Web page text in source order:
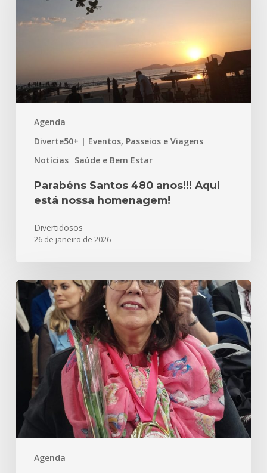
Agenda
Diverte50+ | Eventos, Passeios e Viagens
Notícias Saúde e Bem Estar
Parabéns Santos 480 anos!!! Aqui
está nossa homenagem!
Divertidosos
26 de janeiro de 2026
Agenda
Meu
Inesquecível
e
Incrível
Outubro
2025